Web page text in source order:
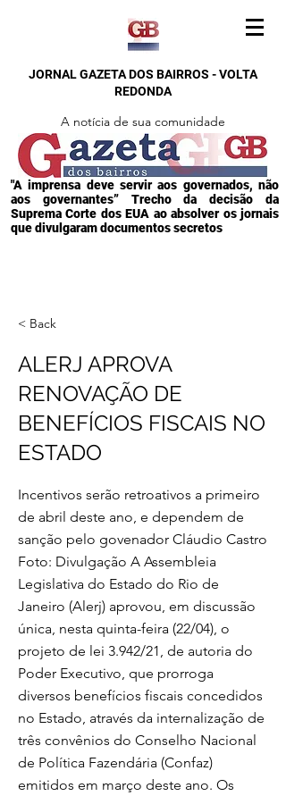
JORNAL GAZETA DOS BAIRROS - VOLTA
REDONDA
A notícia de sua comunidade
"A imprensa deve servir aos governados, não
aos governantes” Trecho da decisão da
Suprema Corte dos EUA ao absolver os jornais
que divulgaram documentos secretos
< Back
ALERJ APROVA
RENOVAÇÃO DE
BENEFÍCIOS FISCAIS NO
ESTADO
Incentivos serão retroativos a primeiro
de abril deste ano, e dependem de
sanção pelo govenador Cláudio Castro
Foto: Divulgação A Assembleia
Legislativa do Estado do Rio de
Janeiro (Alerj) aprovou, em discussão
única, nesta quinta-feira (22/04), o
projeto de lei 3.942/21, de autoria do
Poder Executivo, que prorroga
diversos benefícios fiscais concedidos
no Estado, através da internalização de
três convênios do Conselho Nacional
de Política Fazendária (Confaz)
emitidos em março deste ano. Os